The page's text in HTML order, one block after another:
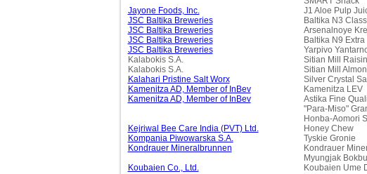
Jayone Foods, Inc.
J1 Aloe Pulp
JSC Baltika Breweries
Baltika N3
JSC Baltika Breweries
Arsenalnoye
JSC Baltika Breweries
Baltika N9 Extra
JSC Baltika Breweries
Yarpivo
Kalabokis S.A.
Sitian Mill
Kalabokis S.A.
Sitian Mill
Kalahari Pristine Salt Worx
Silver Crystal
Kamenitza AD, Member of InBev
Kamenitza LEV
Kamenitza AD, Member of InBev
Astika Fine
"Para-Miso"
Honba-Aomori
Kejriwal Bee Care India (PVT) Ltd.
Honey Chew
Kompania Piwowarska S.A.
Tyskie Gronie
Kondrauer Mineralbrunnen
Kondrauer
Myungjak
Koubaien Co., Ltd.
Koubaien Ume